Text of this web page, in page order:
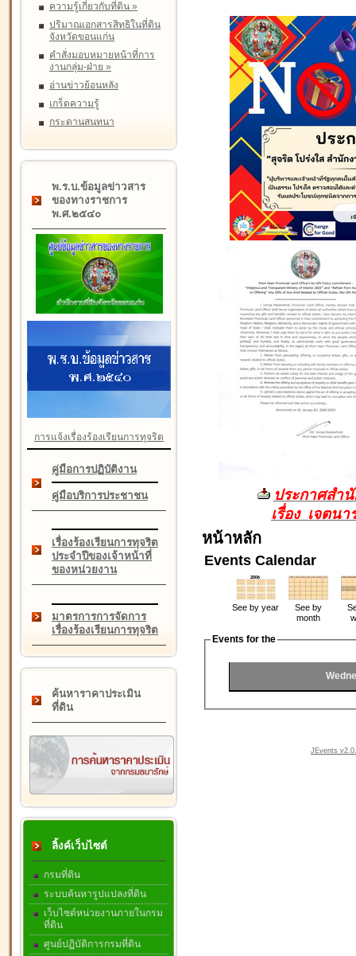
ความรู้เกี่ยวกับที่ดิน »
ปริมาณเอกสารสิทธิในที่ดิน
จังหวัดขอนแก่น
คำสั่งมอบหมายหน้าที่การ
งานกลุ่ม-ฝ่าย »
อ่านข่าวย้อนหลัง
เกร็ดความรู้
กระดานสนทนา
พ.ร.บ.ข้อมูลข่าวสาร
ของทางราชการ
พ.ศ.๒๕๔๐
การแจ้งเรื่องร้องเรียนการทุจริต
คู่มือการปฏิบัติงาน
คู่มือบริการประชาชน
เรื่องร้องเรียนการทุจริต
ประจำปีของเจ้าหน้าที่
ของหน่วยงาน
มาตรการการจัดการ
เรื่องร้องเรียนการทุจริต
ค้นหาราคาประเมิน
ที่ดิน
ลิ้งค์เว็บไซต์
กรมที่ดิน
ระบบค้นหารูปแปลงที่ดิน
เว็บไซต์หน่วยงานภายในกรม
ที่ดิน
ศูนย์ปฏิบัติการกรมที่ดิน
ประกาศสำ
เรื่อง เจตน
หน้าหลัก
Events Calendar
See by year
See by
month
Events for the
JEvents